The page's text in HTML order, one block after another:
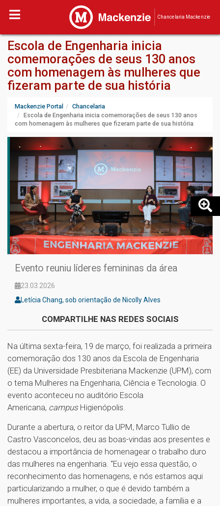
Chancelaria Mackenzie
Escola de Engenharia inicia
comemorações de seus 130 anos
com homenagem às mulheres que
fizeram parte de sua história
Mackenzie Portal
Chancelaria
Escola de Engenharia inicia comemorações de seus 130 anos
com homenagem às mulheres que fizeram parte de sua história
Evento reuniu líderes femininas da área
23.03.2026
Letícia Chang, sob orientação de Nicolly Alves
COMPARTILHE NAS REDES SOCIAIS
Na última sexta-feira, 19 de março, foi realizada a primeira
comemoração dos 130 anos da Escola de Engenharia
(EE) da Universidade Presbiteriana Mackenzie (UPM), com
o tema Mulheres na Engenharia, Ciência e Tecnologia. O
evento aconteceu no auditório Escola
Americana, campus Higienópolis.
Durante a abertura, o reitor da UPM, Marco Tullio de
Castro Vasconcelos, deu as boas-vindas aos presentes e
destacou a importância de homenagear o trabalho duro
das mulheres na engenharia. “Eu vejo essa questão, o
reconhecimento das homenagens, e nós estamos aqui
particularizando a mulher, o que é devido também a
mulheres importantes, a vida, a sociedade, a família e a